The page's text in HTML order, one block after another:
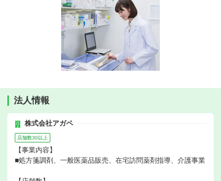
法人情報
株式会社アガペ
店舗数30以上
【事業内容】
■処方箋調剤、一般医薬品販売、在宅訪問薬剤指導、介護事業